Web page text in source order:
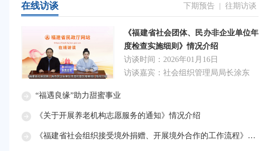
在线访谈 下期预告 | 往期访谈
《福建省社会团体、民办非企业单位年
度检查实施细则》情况介绍
访谈时间： 2026年01月16日
访谈嘉宾：社会组织管理局局长涂东
“福遇良缘”助力甜蜜事业
《关于开展养老机构志愿服务的通知》情况介绍
《福建省社会组织接受境外捐赠、开展境外合作的工作流程》情况介绍